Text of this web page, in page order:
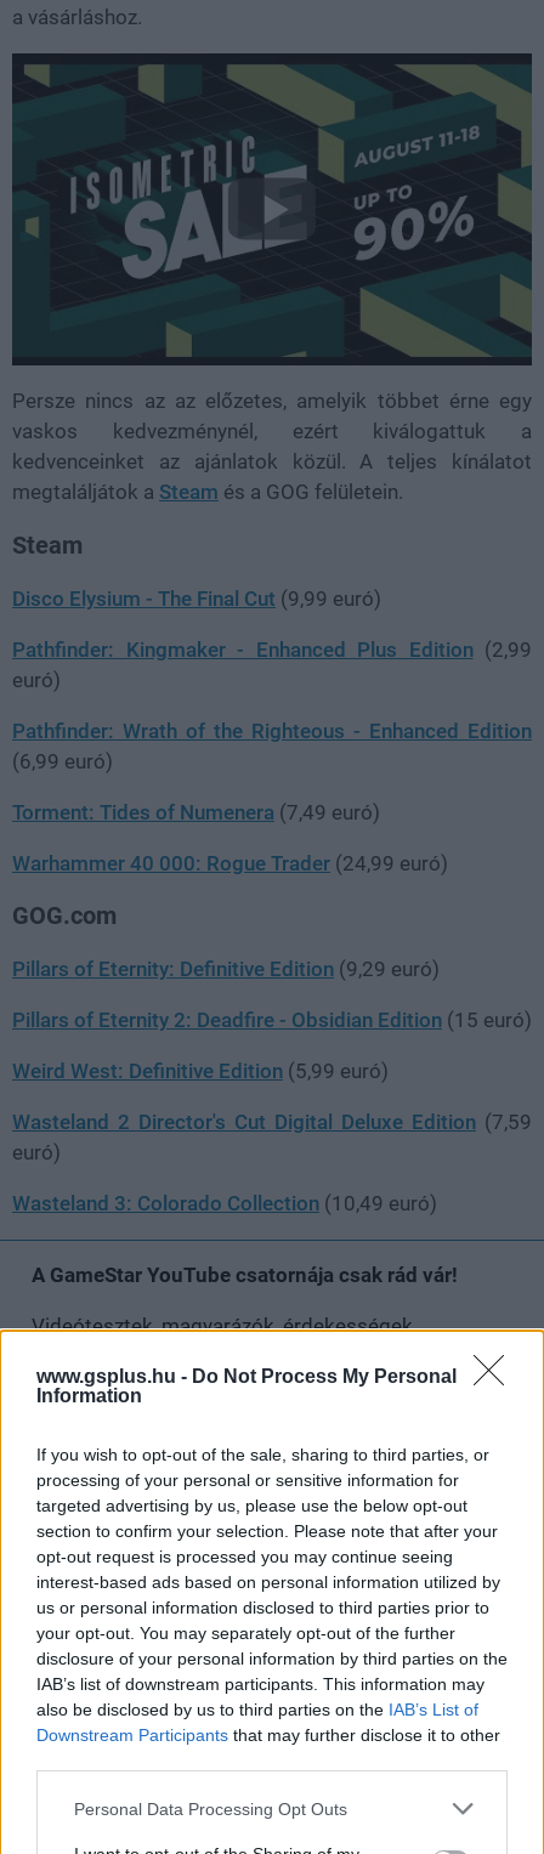
www.gsplus.hu - Do Not Process My Personal
Information
If you wish to opt-out of the sale, sharing to third parties, or
processing of your personal or sensitive information for
targeted advertising by us, please use the below opt-out
section to confirm your selection. Please note that after your
opt-out request is processed you may continue seeing
interest-based ads based on personal information utilized by
us or personal information disclosed to third parties prior to
your opt-out. You may separately opt-out of the further
disclosure of your personal information by third parties on the
IAB’s list of downstream participants. This information may
also be disclosed by us to third parties on the IAB’s List of
Downstream Participants that may further disclose it to other
Please note that this website/app uses one or more Google
Personal Data Processing Opt Outs
a vásárláshoz.
Persze nincs az az előzetes, amelyik többet érne egy
vaskos kedvezménynél, ezért kiválogattuk a
kedvenceinket az ajánlatok közül. A teljes kínálatot
megtaláljátok a Steam és a GOG felületein.
Steam
Disco Elysium - The Final Cut (9,99 euró)
Pathfinder: Kingmaker - Enhanced Plus Edition(2,99
euró)
Pathfinder: Wrath of the Righteous - Enhanced Edition
(6,99 euró)
Torment: Tides of Numenera (7,49 euró)
Warhammer 40 000: Rogue Trader (24,99 euró)
GOG.com
Pillars of Eternity: Definitive Edition (9,29 euró)
Pillars of Eternity 2: Deadfire - Obsidian Edition (15 euró)
Weird West: Definitive Edition (5,99 euró)
Wasteland 2 Director's Cut Digital Deluxe Edition (7,59
euró)
Wasteland 3: Colorado Collection (10,49 euró)
A GameStar YouTube csatornája csak rád vár!
Videótesztek, magyarázók, érdekességek,
magyar feliratos előzetesek.
Feliratkozom
Csatornatag leszek
SMASH by Meló-Diák: Homok, zene és a nyár legjobb
hangulata – Jön a második forduló! (X)
Július végén folytatódik a balatoni strandröplabda-
sorozat.
#steam #gog #isometric sale 2025